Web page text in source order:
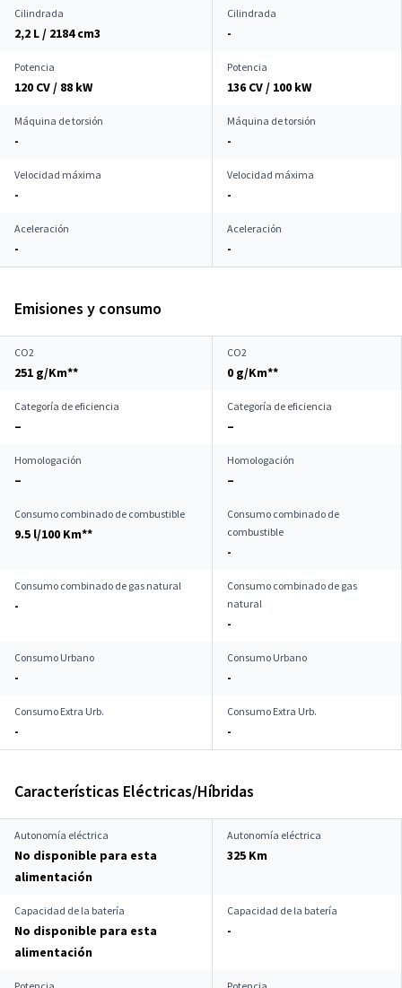
Cilindrada
2,2 L / 2184 cm3
Cilindrada
-
Potencia
120 CV / 88 kW
Potencia
136 CV / 100 kW
Máquina de torsión
-
Máquina de torsión
-
Velocidad máxima
-
Velocidad máxima
-
Aceleración
-
Aceleración
-
Emisiones y consumo
CO2
251 g/Km**
CO2
0 g/Km**
Categoría de eficiencia
–
Categoría de eficiencia
–
Homologación
–
Homologación
–
Consumo combinado de combustible
9.5 l/100 Km**
Consumo combinado de
combustible
-
Consumo combinado de gas natural
-
Consumo combinado de gas
natural
-
Consumo Urbano
-
Consumo Urbano
-
Consumo Extra Urb.
-
Consumo Extra Urb.
-
Características Eléctricas/Híbridas
Autonomía eléctrica
No disponible para esta
alimentación
Autonomía eléctrica
325 Km
Capacidad de la batería
No disponible para esta
alimentación
Capacidad de la batería
-